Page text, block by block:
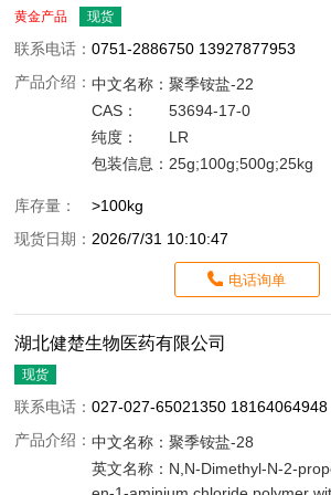
黄金产品 现货
联系电话：0751-2886750 13927877953
产品介绍：中文名称：聚季铵盐-22
CAS：
53694-17-0
纯度：
LR
包装信息： 25g;100g;500g;25kg
库存量：
>100kg
现货日期： 2026/7/31 10:10:47
电话询单
湖北健楚生物医药有限公司
现货
联系电话：027-027-65021350 18164064948
产品介绍：中文名称：聚季铵盐-28
英文名称： N,N-Dimethyl-N-2-